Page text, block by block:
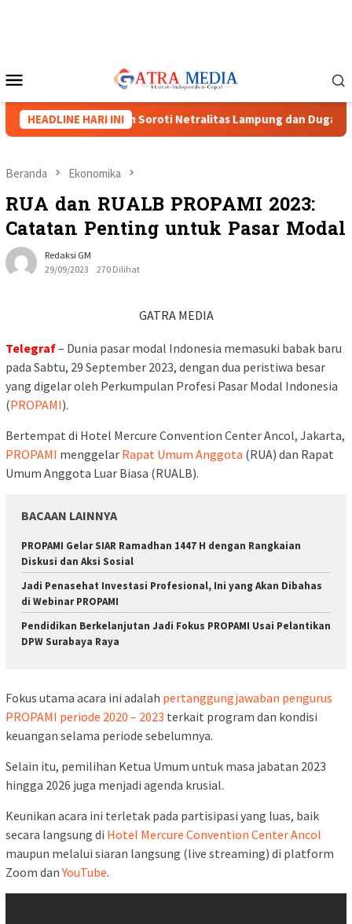
Mobile
HEADLINE HARI INI
Tiga Caketum Soroti Netralitas Lampung dan Dugaan
Beranda Ekonomika
RUA dan RUALB PROPAMI 2023:
Catatan Penting untuk Pasar Modal
Redaksi GM
29/09/2023
270 Dilihat
GATRA MEDIA
Telegraf– Dunia pasar modal Indonesia memasuki babak baru
pada Sabtu, 29 September 2023, dengan dua peristiwa besar
yang digelar oleh Perkumpulan Profesi Pasar Modal Indonesia
(PROPAMI).
Bertempat di Hotel Mercure Convention Center Ancol, Jakarta,
PROPAMI menggelar Rapat Umum Anggota (RUA) dan Rapat
Umum Anggota Luar Biasa (RUALB).
BACAAN LAINNYA
PROPAMI Gelar SIAR Ramadhan 1447 H dengan Rangkaian
Diskusi dan Aksi Sosial
Jadi Penasehat Investasi Profesional, Ini yang Akan Dibahas
di Webinar PROPAMI
Pendidikan Berkelanjutan Jadi Fokus PROPAMI Usai Pelantikan
DPW Surabaya Raya
Fokus utama acara ini adalah pertanggungjawaban pengurus
PROPAMI periode 2020 – 2023 terkait program dan kondisi
keuangan selama periode sebelumnya.
Selain itu, pemilihan Ketua Umum untuk masa jabatan 2023
hingga 2026 juga menjadi agenda krusial.
Keunikan acara ini terletak pada partisipasi yang luas, baik
secara langsung di Hotel Mercure Convention Center Ancol
maupun melalui siaran langsung (live streaming) di platform
Zoom danYouTube.